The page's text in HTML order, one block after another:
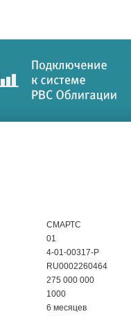
СМАРТС
01
4-01-00317-Р
RU0002260464
275 000 000
1000
6 месяцев